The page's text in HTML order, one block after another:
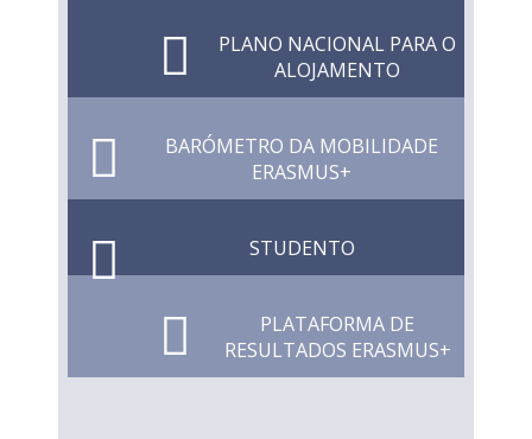
PLANO NACIONAL PARA O
ALOJAMENTO
BARÓMETRO DA MOBILIDADE
ERASMUS+
STUDENTO
PLATAFORMA DE
RESULTADOS ERASMUS+